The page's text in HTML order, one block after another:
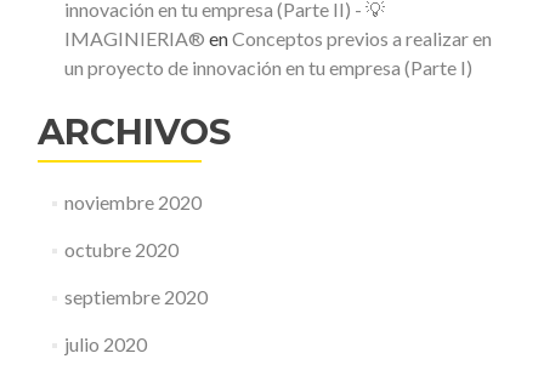
innovación en tu empresa (Parte II) - 💡
IMAGINIERIA® enConceptos previos a realizar en
un proyecto de innovación en tu empresa (Parte I)
ARCHIVOS
noviembre 2020
octubre 2020
septiembre 2020
julio 2020